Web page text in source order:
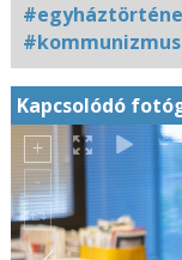
#kommunizmus
Kapcsolódó